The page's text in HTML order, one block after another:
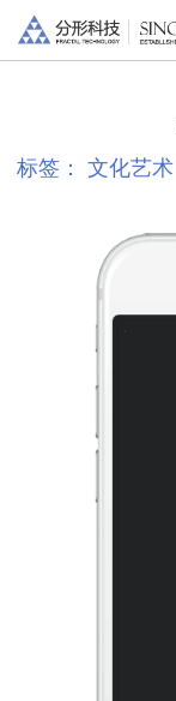
标签： 文化艺术